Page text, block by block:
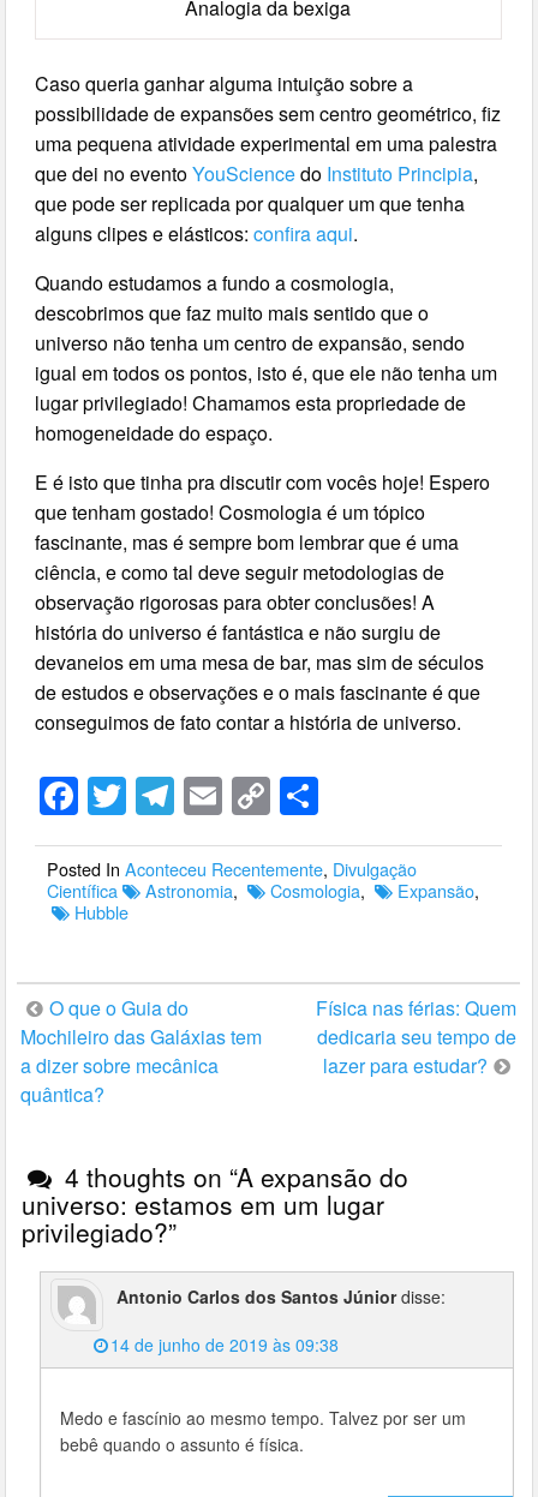
Analogia da bexiga
Caso queria ganhar alguma intuição sobre a
possibilidade de expansões sem centro geométrico, fiz
uma pequena atividade experimental em uma palestra
que dei no eventoYouSciencedo Instituto Principia,
que pode ser replicada por qualquer um que tenha
alguns clipes e elásticos:confira aqui.
Quando estudamos a fundo a cosmologia,
descobrimos que faz muito mais sentido que o
universo não tenha um centro de expansão, sendo
igual em todos os pontos, isto é, que ele não tenha um
lugar privilegiado! Chamamos esta propriedade de
homogeneidade do espaço.
E é isto que tinha pra discutir com vocês hoje! Espero
que tenham gostado! Cosmologia é um tópico
fascinante, mas é sempre bom lembrar que é uma
ciência, e como tal deve seguir metodologias de
observação rigorosas para obter conclusões! A
história do universo é fantástica e não surgiu de
devaneios em uma mesa de bar, mas sim de séculos
de estudos e observações e o mais fascinante é que
conseguimos de fato contar a história de universo.
F
a
c
e
o
o
k
T
wi
tt
er
T
el
e
gr
m
E
m
ail
C
o
p
y
n
h
ar
e
Posted InAconteceu Recentemente, Divulgação
Científica
Astronomia, Cosmologia, Expansão,
Hubble
O que o Guia do
Mochileiro das Galáxias tem
a dizer sobre mecânica
quântica?
Física nas férias: Quem
dedicaria seu tempo de
lazer para estudar?
4 thoughts on “A expansão do
universo: estamos em um lugar
privilegiado?”
Antonio Carlos dos Santos Júnior disse:
14 de junho de 2019 às 09:38
Medo e fascínio ao mesmo tempo. Talvez por ser um
bebê quando o assunto é física.